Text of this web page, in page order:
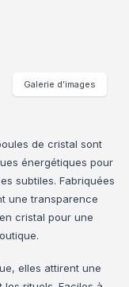
de cristal sont
énergétiques pour
subtiles. Fabriquées
une transparence
cristal pour une
elles attirent une
Galerie d’images